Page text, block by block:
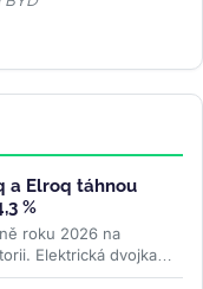
a Elroq táhnou
%
roku 2026 na
Elektrická dvojka